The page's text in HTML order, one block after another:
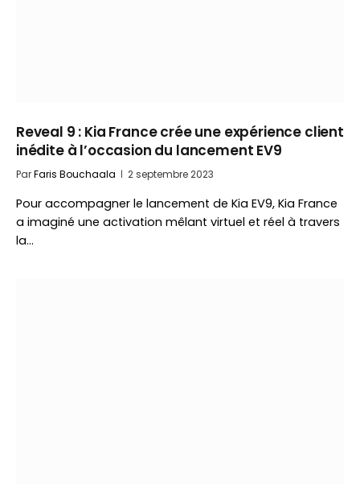
Reveal 9 : Kia France crée une expérience client
inédite à l’occasion du lancement EV9
ParFaris Bouchaala 2 septembre 2023
Pour accompagner le lancement de Kia EV9, Kia France
a imaginé une activation mêlant virtuel et réel à travers
la…